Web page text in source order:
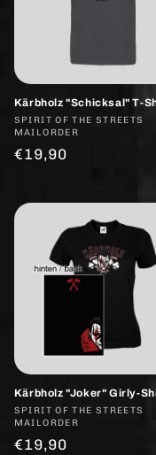
Kärbholz "Schicksal" T-
Anbieter:
SPIRIT OF THE STREETS
MAILORDER
Normaler
€19,90
Kärbholz "Joker" Girly-
Anbieter:
SPIRIT OF THE STREETS
MAILORDER
Normaler
€19,90